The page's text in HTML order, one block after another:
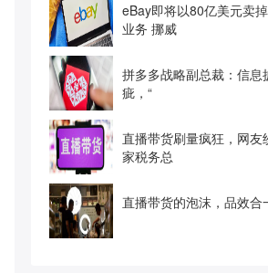
eBay即将以80亿美元卖
业务 挪威
拼多多战略副总裁：信息
疵，“
直播带货刷量疯狂，网友
家税务总
直播带货的泡沫，品效合